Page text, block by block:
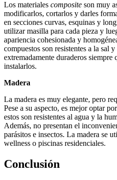
Los materiales composite son muy
modificarlos, cortarlos y darles
en secciones curvas, esquinas y
utilizar masilla para cada pieza y
apariencia cohesionada y
compuestos son resistentes a la sal
extremadamente duraderos
instalarlos.
Madera
La madera es muy elegante, pero
Pese a su aspecto, es mejor optar
estos son resistentes al agua y la
Además, no presentan el
parásitos e insectos. La madera se
wellness o piscinas residenciales.
Conclusión